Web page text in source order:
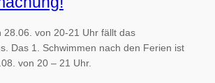
28.06. von 20-21 Uhr fällt das
Das 1. Schwimmen nach den Ferien ist
von 20 – 21 Uhr.